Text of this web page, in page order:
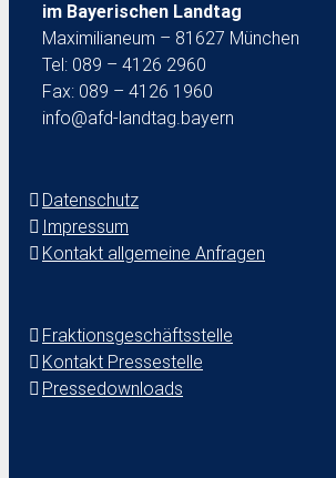
im Bayerischen Landtag
Maximilianeum – 81627 München
Tel: 089 – 4126 2960
Fax: 089 – 4126 1960
info@afd-landtag.bayern
Datenschutz
Impressum
Kontakt allgemeine Anfragen
Fraktionsgeschäftsstelle
Kontakt Pressestelle
Pressedownloads